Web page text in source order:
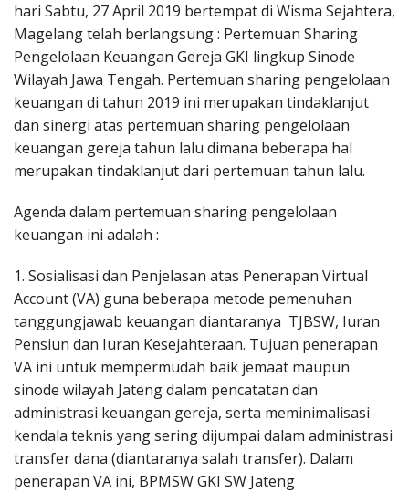
hari Sabtu, 27 April 2019 bertempat di Wisma Sejahtera,
Magelang telah berlangsung : Pertemuan Sharing
Pengelolaan Keuangan Gereja GKI lingkup Sinode
Wilayah Jawa Tengah. Pertemuan sharing pengelolaan
keuangan di tahun 2019 ini merupakan tindaklanjut
dan sinergi atas pertemuan sharing pengelolaan
keuangan gereja tahun lalu dimana beberapa hal
merupakan tindaklanjut dari pertemuan tahun lalu.
Agenda dalam pertemuan sharing pengelolaan
keuangan ini adalah :
1. Sosialisasi dan Penjelasan atas Penerapan Virtual
Account (VA) guna beberapa metode pemenuhan
tanggungjawab keuangan diantaranya TJBSW, Iuran
Pensiun dan Iuran Kesejahteraan. Tujuan penerapan
VA ini untuk mempermudah baik jemaat maupun
sinode wilayah Jateng dalam pencatatan dan
administrasi keuangan gereja, serta meminimalisasi
kendala teknis yang sering dijumpai dalam administrasi
transfer dana (diantaranya salah transfer). Dalam
penerapan VA ini, BPMSW GKI SW Jateng